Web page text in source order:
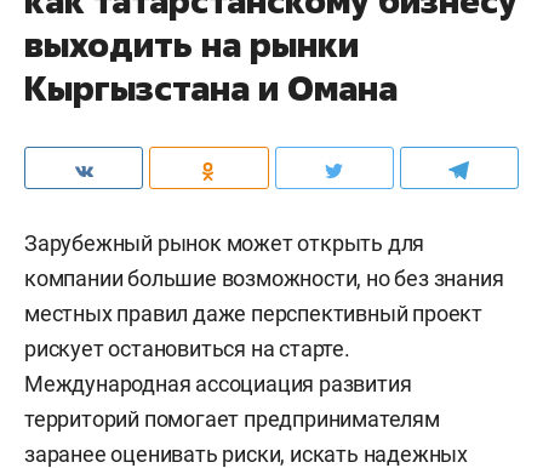
выходить на рынки
Кыргызстана и Омана
Зарубежный рынок может открыть для
компании большие возможности, но без знания
местных правил даже перспективный проект
рискует остановиться на старте.
Международная ассоциация развития
территорий помогает предпринимателям
заранее оценивать риски, искать надежных